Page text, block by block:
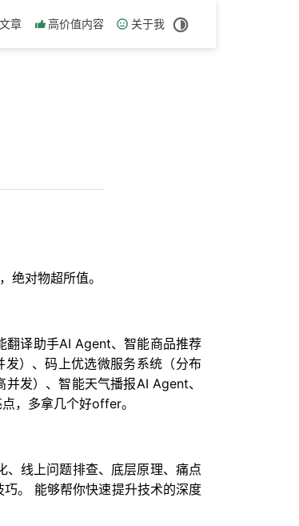
章 高价值内容 关于我
绝对物超所值。
翻译助手AI Agent、智能商品推荐
）、码上优选微服务系统（分布
发）、智能天气播报AI Agent、
，多拿几个好offer。
线上问题排查、底层原理、痛点
。 能够帮你快速提升技术的深度